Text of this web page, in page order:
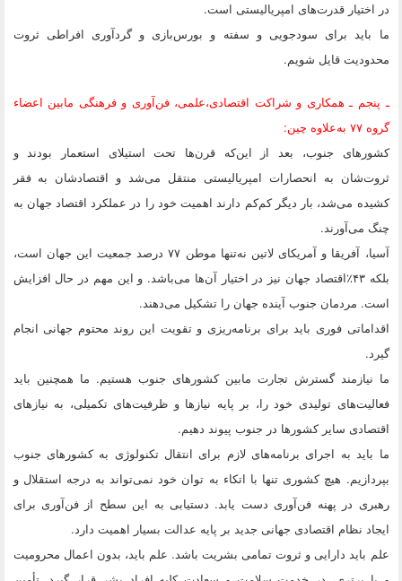
در اختیار قدرت‌های امپریالیستی است.
ما باید برای سودجویی و سفته و بورس‌بازی و گردآوری افراطی ثروت
محدودیت قایل شویم.
ـ پنجم ـ همکاری و شراکت اقتصادی،‌علمی، فن‌آوری و فرهنگی مابین اعضاء
‌گروه ۷۷ به‌علاوه چین:
کشورهای جنوب، بعد از این‌که قرن‌ها تحت استیلای استعمار بودند و
ثروت‌شان به انحصارات امپریالیستی منتقل می‌شد و اقتصادشان به فقر
کشیده می‌شد،‌ بار دیگر کم‌کم دارند اهمیت خود را در عملکرد اقتصاد جهان به
چنگ می‌آورند.
آسیا،‌ آفریقا و آمریکای لاتین نه‌تنها موطن ۷۷ درصد جمعیت این جهان است،
بلکه ۴۳٪اقتصاد جهان نیز در اختیار آن‌ها می‌باشد. و این مهم در حال افزایش
است. مردمان جنوب آینده جهان را تشکیل می‌دهند.
اقداماتی فوری باید برای برنامه‌ریزی و تقویت این روند محتوم جهانی انجام
گیرد.
ما نیازمند گسترش تجارت مابین کشورهای جنوب هستیم. ما همچنین باید
فعالیت‌های تولیدی خود را، بر پایه نیازها و ظرفیت‌های تکمیلی، به نیازهای
اقتصادی سایر کشورها در جنوب پیوند دهیم.
ما باید به اجرای برنامه‌های لازم برای انتقال تکنولوژی به کشورهای جنوب
بپردازیم. هیچ کشوری تنها با اتکاء به توان خود نمی‌تواند به درجه استقلال و
رهبری در پهنه فن‌آوری دست یابد. دستیابی به این سطح از فن‌آوری برای
ایجاد نظام اقتصادی جهانی جدید بر پایه عدالت بسیار اهمیت دارد.
علم باید دارایی و ثروت تمامی بشریت باشد. علم باید،‌ بدون اعمال محرومیت